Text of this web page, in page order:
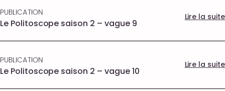
PUBLICATION
Le Politoscope saison 2 – vague 9
Lire la suite
PUBLICATION
Le Politoscope saison 2 – vague 10
Lire la suite